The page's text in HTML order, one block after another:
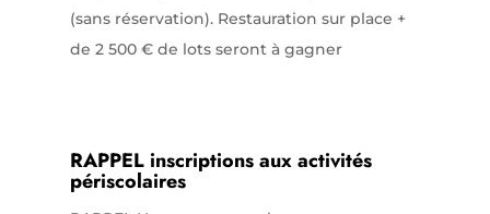
(sans réservation). Restauration sur place +
de 2 500 € de lots seront à gagner
RAPPEL inscriptions aux activités
périscolaires